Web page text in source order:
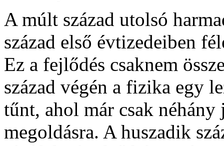
A múlt század utolsó
század első évtizedeiben
Ez a fejlődés csaknem
század végén a fizika egy
tűnt, ahol már csak
megoldásra. A huszadik